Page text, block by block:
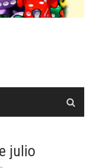
julio